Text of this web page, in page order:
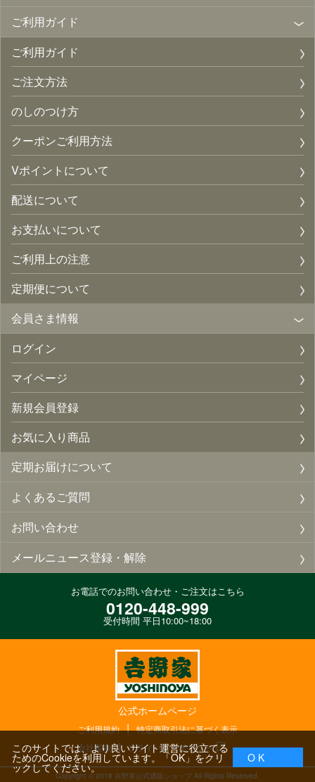
ご利用ガイド
ご利用ガイド
ご注文方法
のしのつけ方
クーポンご利用方法
Vポイントについて
配送について
お支払いについて
ご利用上の注意
定期便について
会員さま情報
ログイン
マイページ
新規会員登録
お気に入り商品
定期お届けについて
よくあるご質問
お問い合わせ
メールニュース登録・解除
お電話でのお問い合わせ・ご注文はこちら
0120-448-999
受付時間 平日10:00~18:00
公式ホームページ
ご利用規約
特定商取引法に基づく表示
会社案内
プライバシーポリシー
Copyright © 2018 吉野家公式通販ショップ All Rights Reserved.
このサイトでは、より良いサイト運営に役立てる
ためのCookieを利用しています。「OK」をクリ
ックしてください。
O K